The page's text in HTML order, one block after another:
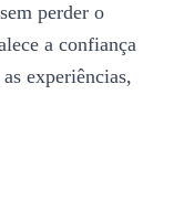
perder o
a confiança
experiências,